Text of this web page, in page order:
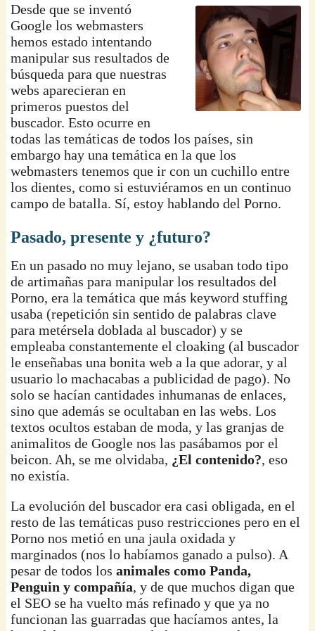
Desde que se inventó
Google los webmasters
hemos estado intentando
manipular sus resultados de
búsqueda para que nuestras
webs aparecieran en
primeros puestos del
buscador. Esto ocurre en
todas las temáticas de todos los países, sin
embargo hay una temática en la que los
webmasters tenemos que ir con un cuchillo entre
los dientes, como si estuviéramos en un continuo
campo de batalla. Sí, estoy hablando del Porno.
Pasado, presente y ¿futuro?
En un pasado no muy lejano, se usaban todo tipo
de artimañas para manipular los resultados del
Porno, era la temática que más keyword stuffing
usaba (repetición sin sentido de palabras clave
para metérsela doblada al buscador) y se
empleaba constantemente el cloaking (al buscador
le enseñabas una bonita web a la que adorar, y al
usuario lo machacabas a publicidad de pago). No
solo se hacían cantidades inhumanas de enlaces,
sino que además se ocultaban en las webs. Los
textos ocultos estaban de moda, y las granjas de
animalitos de Google nos las pasábamos por el
beicon. Ah, se me olvidaba, ¿El contenido?, eso
no existía.
La evolución del buscador era casi obligada, en el
resto de las temáticas puso restricciones pero en el
Porno nos metió en una jaula oxidada y
marginados (nos lo habíamos ganado a pulso). A
pesar de todos losanimales como Panda,
Penguin y compañía, y de que muchos digan que
el SEO se ha vuelto más refinado y que ya no
funcionan las guarradas que hacíamos antes, la